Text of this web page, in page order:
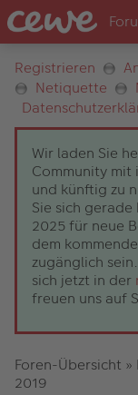
Registrieren
Netiquette
Wir laden Sie
Community mit
und künftig zu
Sie sich
2025 für neue
dem
zugänglich
sich jetzt in der
freuen uns auf
Foren-Übersicht »
2019